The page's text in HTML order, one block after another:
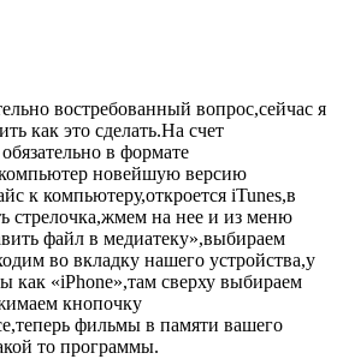
востребованный вопрос,сейчас я
как это сделать.На счет
в формате
новейшую версию
к компьютеру,откроется iTunes,в
стрелочка,жмем на нее и из меню
файл в медиатеку»,выбираем
во вкладку нашего устройства,у
как «iPhone»,там сверху выбираем
кнопочку
фильмы в памяти вашего
то программы.